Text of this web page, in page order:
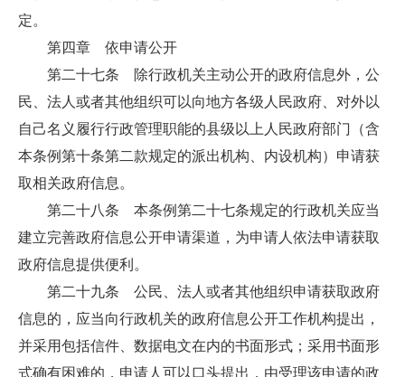
定。
第四章 依申请公开
第二十七条 除行政机关主动公开的政府信息外，公
民、法人或者其他组织可以向地方各级人民政府、对外以
自己名义履行行政管理职能的县级以上人民政府部门（含
本条例第十条第二款规定的派出机构、内设机构）申请获
取相关政府信息。
第二十八条 本条例第二十七条规定的行政机关应当
建立完善政府信息公开申请渠道，为申请人依法申请获取
政府信息提供便利。
第二十九条 公民、法人或者其他组织申请获取政府
信息的，应当向行政机关的政府信息公开工作机构提出，
并采用包括信件、数据电文在内的书面形式；采用书面形
式确有困难的，申请人可以口头提出，由受理该申请的政